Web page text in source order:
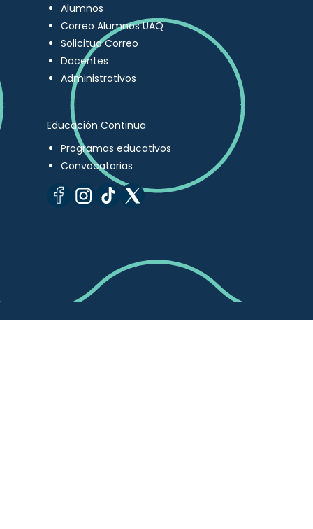
Alumnos
Correo Alumnos UAQ
Solicitud Correo
Docentes
Administrativos
Educación Continua
Programas educativos
Convocatorias